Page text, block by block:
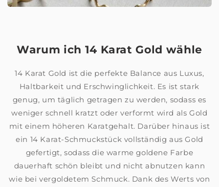
Warum ich 14 Karat Gold wähle
14 Karat Gold ist die perfekte Balance aus Luxus,
Haltbarkeit und Erschwinglichkeit. Es ist stark
genug, um täglich getragen zu werden, sodass es
weniger schnell kratzt oder verformt wird als Gold
mit einem höheren Karatgehalt. Darüber hinaus ist
ein 14 Karat-Schmuckstück vollständig aus Gold
gefertigt, sodass die warme goldene Farbe
dauerhaft schön bleibt und nicht abnutzen kann
wie bei vergoldetem Schmuck. Dank des Werts von